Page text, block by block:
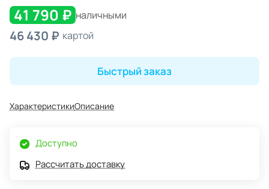
41 790 ₽ наличными
46 430 ₽ картой
Быстрый заказ
ХарактеристикиОписание
Доступно
Рассчитать доставку